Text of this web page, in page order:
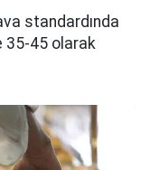
standardında
35-45 olarak